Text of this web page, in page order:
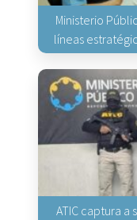
Ministerio
líneas
ATIC captura a